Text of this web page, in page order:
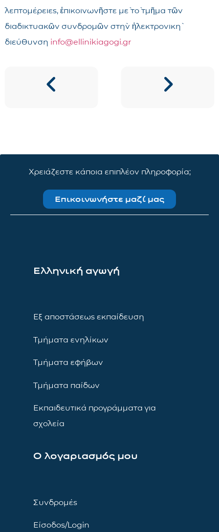
λεπτομέρειες, ἐπικοινωνῆστε μὲ τὸ τμῆμα τῶν
διαδικτυακῶν συνδρομῶν στὴν ἠλεκτρονικὴ
διεύθυνση info@ellinikiagogi.gr
Χρειάζεστε κάποια επιπλέον πληροφορία;
Επικοινωνήστε μαζί μας
Ελληνική αγωγή
Εξ αποστάσεως εκπαίδευση
Τμήματα ενηλίκων
Τμήματα εφήβων
Τμήματα παίδων
Εκπαιδευτικά προγράμματα για
σχολεία
Ο λογαριασμός μου
Συνδρομές
Είσοδος/Login